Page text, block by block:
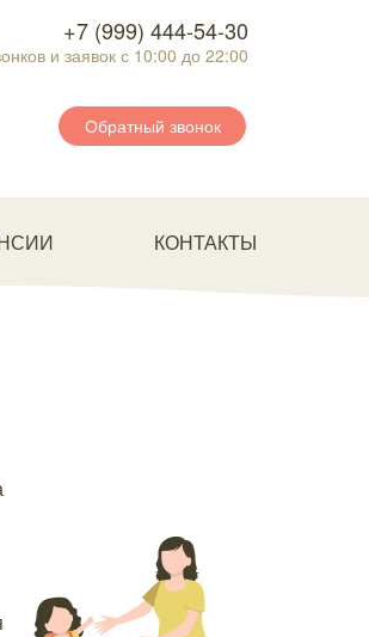
+7 (999) 444-54-30
и заявок с 10:00 до 22:00
Обратный звонок
КОНТАКТЫ